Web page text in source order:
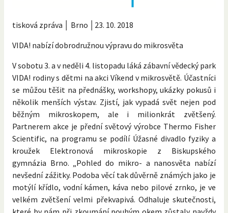
tisková zpráva │ Brno │23. 10. 2018
VIDA! nabízí dobrodružnou výpravu do mikrosvěta
V sobotu 3. a v neděli 4. listopadu láká zábavní vědecký park
VIDA! rodiny s dětmi na akci Víkend v mikrosvětě. Účastníci
se můžou těšit na přednášky, workshopy, ukázky pokusů i
několik menších výstav. Zjistí, jak vypadá svět nejen pod
běžným mikroskopem, ale i milionkrát zvětšený.
Partnerem akce je přední světový výrobce Thermo Fisher
Scientific, na programu se podílí Úžasné divadlo fyziky a
kroužek Elektronová mikroskopie z Biskupského
gymnázia Brno. „Pohled do mikro- a nanosvěta nabízí
nevšední zážitky. Podoba věcí tak důvěrně známých jako je
motýlí křídlo, vodní kámen, káva nebo pilové zrnko, je ve
velkém zvětšení velmi překvapivá. Odhaluje skutečnosti,